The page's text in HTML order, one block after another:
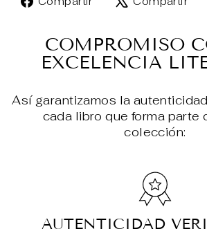
COMPROMISO
EXCELENCIA
Así garantizamos la
cada libro que forma parte
colección:
AUTENTICIDAD